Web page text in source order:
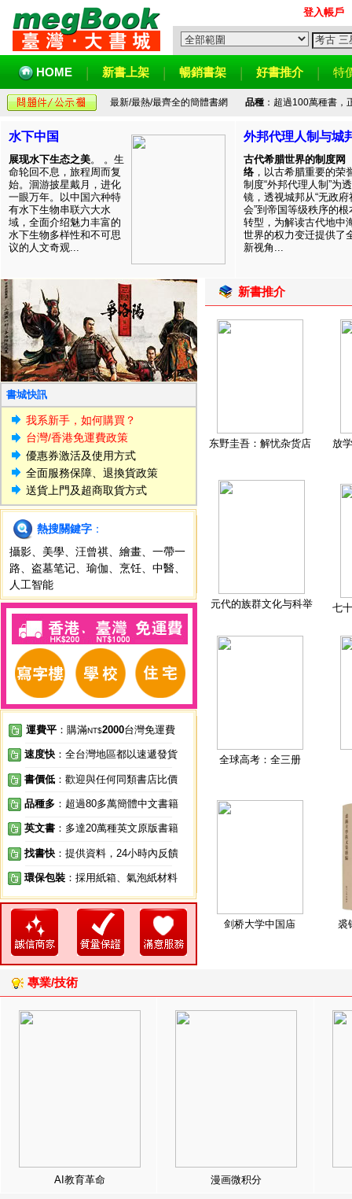
登入帳戶
HOME 新書上架 暢銷書架 好書推介 特
最新/最熱/最齊全的簡體書網 品種：超過100萬種書，
水下中国
展现水下生态之美。 。生
命轮回不息，旅程周而复
始。洄游披星戴月，进化
一眼万年。以中国六种特
有水下生物串联六大水
域，全面介绍魅力丰富的
水下生物多样性和不可思
议的人文奇观...
外邦代理人制与城
古代希腊世界的制度网
络 ，以古希腊重要的荣
制度“外邦代理人制”为透
镜，透视城邦从“无政府
会”到帝国等级秩序的根
转型，为解读古代地中
世界的权力变迁提供了
新视角...
書城快訊
我系新手，如何購買？
台灣/香港免運費政策
優惠券激活及使用方式
全面服務保障、退換貨政策
送貨上門及超商取貨方式
熱搜關鍵字 ：
攝影
美學 汪曾祺 繪畫
一帶一
路
盗墓笔记 瑜伽 烹饪 中醫
人工智能
運費平 ：購滿NT$2000台灣免運費
速度快 ：全台灣地區都以速遞發貨
書價低 ：歡迎與任何同類書店比價
品種多 ：超過80多萬簡體中文書籍
英文書 ：多達20萬種英文原版書籍
找書快 ：提供資料，24小時內反饋
環保包裝 ：採用紙箱、氣泡紙材料
新書推介
东野圭吾：解忧杂货店 放
元代的族群文化与科举 七
全球高考：全三册
剑桥大学中国庙 裘
專業/技術
AI教育革命 漫画微积分